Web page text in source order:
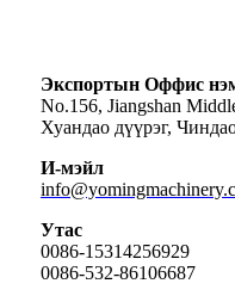
Экспортын Оффис
No.156, Jiangshan
Хуандао дүүрэг,
И-мэйл
Утас
0086-15314256929
0086-532-86106687